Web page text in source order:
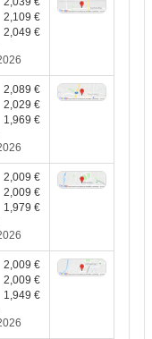
2,109 €
2,049 €
2,089 €
2,029 €
1,969 €
2,009 €
2,009 €
1,979 €
2,009 €
2,009 €
1,949 €